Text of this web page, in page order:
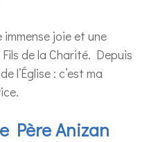
immense joie et une
de la Charité. Depuis
l’Église : c’est ma
Père Anizan